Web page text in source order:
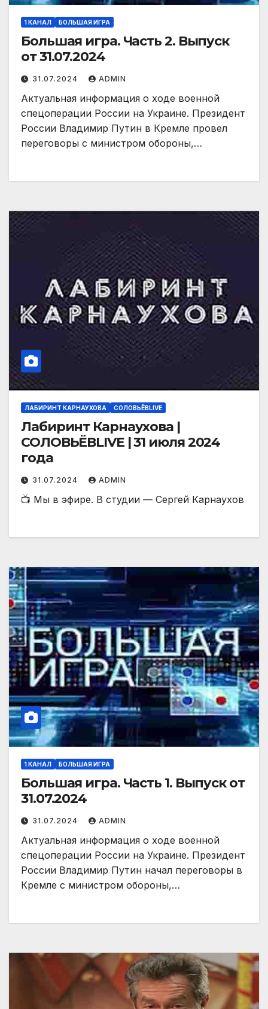
1 КАНАЛ БОЛЬШАЯ ИГРА
Большая игра. Часть 2. Выпуск
от 31.07.2024
31.07.2024 ADMIN
Актуальная информация о ходе военной
спецоперации России на Украине. Президент
России Владимир Путин в Кремле провел
переговоры с министром обороны,…
ЛАБИРИНТ КАРНАУХОВА СОЛОВЬЁВLIVE
Лабиринт Карнаухова |
СОЛОВЬЁВLIVE | 31 июля 2024
года
31.07.2024 ADMIN
📺 Мы в эфире. В студии — Сергей Карнаухов
1 КАНАЛ БОЛЬШАЯ ИГРА
Большая игра. Часть 1. Выпуск от
31.07.2024
31.07.2024 ADMIN
Актуальная информация о ходе военной
спецоперации России на Украине. Президент
России Владимир Путин начал переговоры в
Кремле с министром обороны,…